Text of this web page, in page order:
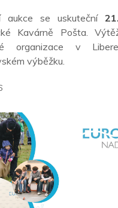
aukce se uskuteční
Kavárně Pošta.
organizace v
výběžku.